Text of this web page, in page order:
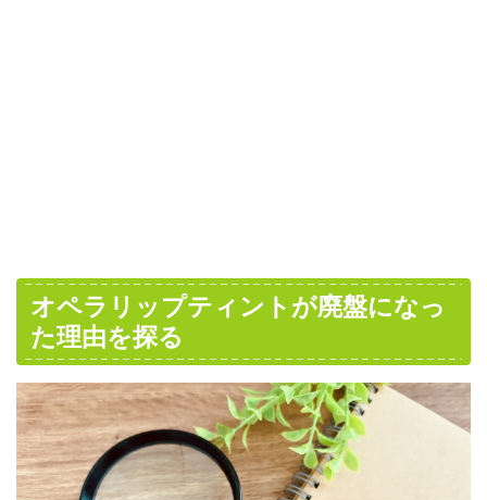
オペラリップティントが廃盤になっ
た理由を探る